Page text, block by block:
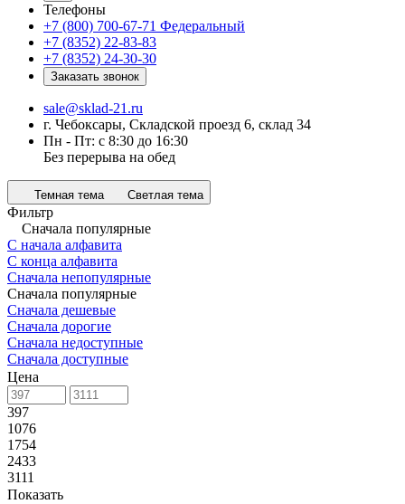
Телефоны
+7 (800) 700-67-71 Федеральный
+7 (8352) 22-83-83
+7 (8352) 24-30-30
Заказать звонок
sale@sklad-21.ru
г. Чебоксары, Складской проезд 6, склад 34
Пн - Пт: с 8:30 до 16:30
Без перерыва на обед
Темная тема Светлая тема
Фильтр
Сначала популярные
С начала алфавита
С конца алфавита
Сначала непопулярные
Сначала популярные
Сначала дешевые
Сначала дорогие
Сначала недоступные
Сначала доступные
Цена
397
1076
1754
2433
3111
Показать